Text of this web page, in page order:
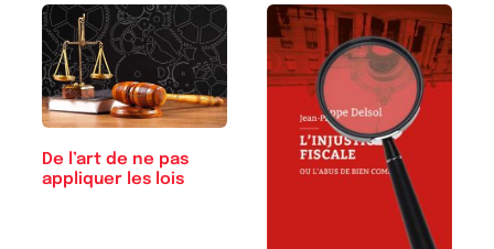
De l’art de ne pas
appliquer les lois